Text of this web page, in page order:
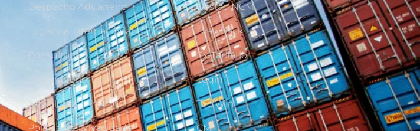
Despacho Aduaneiro
Logística Internacional
Consultoria
Observatório
Newsletter
Política de privacidade
Gestão NCM
Drawback
Ex-Tarifário
Login
Tec Win
CM